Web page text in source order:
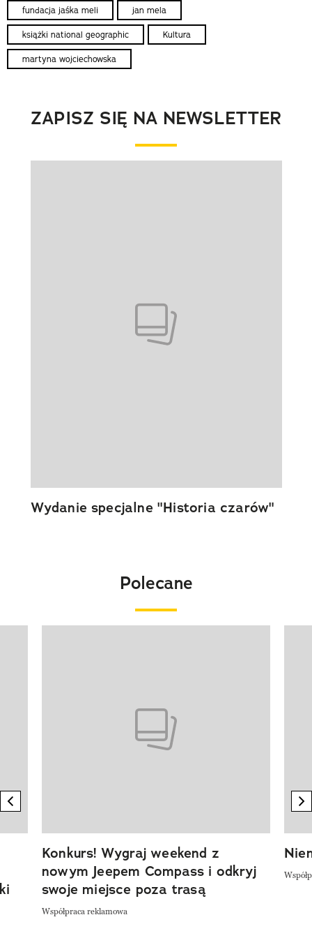
fundacja jaśka meli jan mela
książki national geographic Kultura
martyna wojciechowska
ZAPISZ SIĘ NA NEWSLETTER
Wydanie specjalne "Historia czarów"
Polecane
previous element
Konkurs! Wygraj weekend z
nowym Jeepem Compass i odkryj
swoje miejsce poza trasą
Współpraca reklamowa